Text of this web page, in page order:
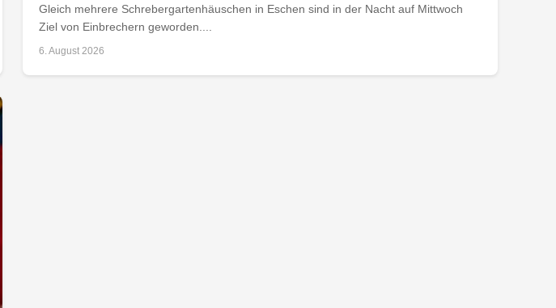
Gleich mehrere Schrebergartenhäuschen in Eschen sind in der Nacht auf Mittwoch
Ziel von Einbrechern geworden....
6. August 2026